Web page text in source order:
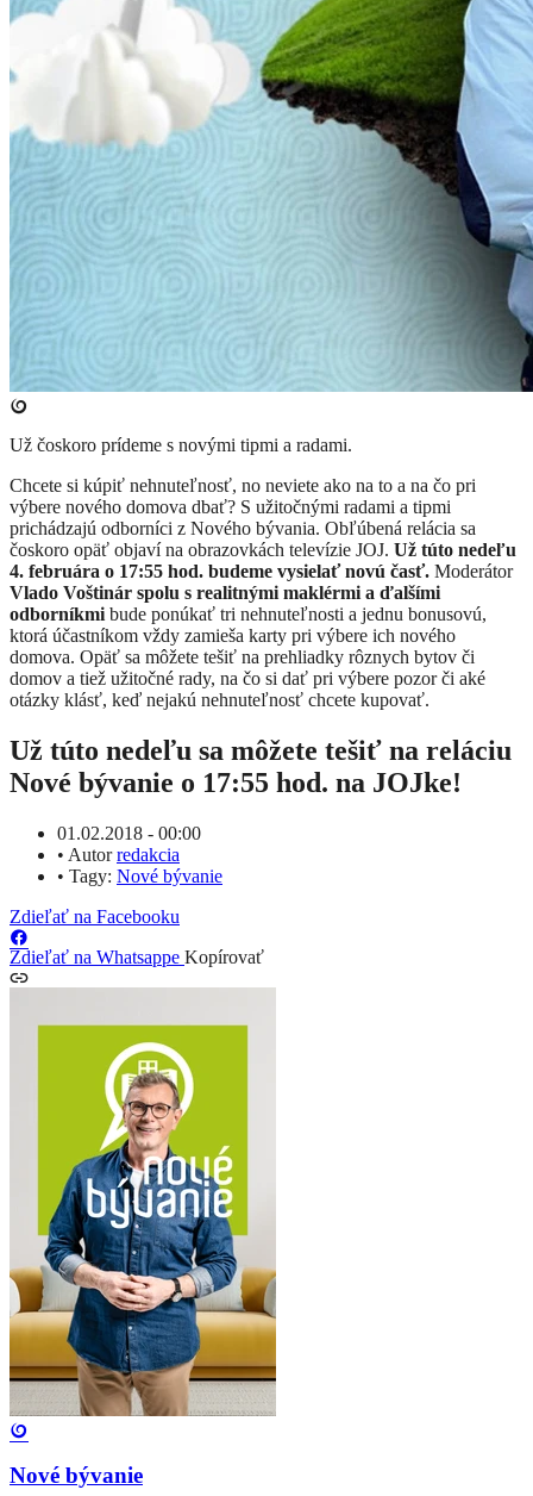
Už čoskoro prídeme s novými tipmi a radami.
Chcete si kúpiť nehnuteľnosť, no neviete ako na to a na čo pri
výbere nového domova dbať? S užitočnými radami a tipmi
prichádzajú odborníci z Nového bývania. Obľúbená relácia sa
čoskoro opäť objaví na obrazovkách televízie JOJ. Už túto nedeľu
4. februára o 17:55 hod. budeme vysielať novú časť. Moderátor
Vlado Voštinár spolu s realitnými maklérmi a ďalšími
odborníkmi bude ponúkať tri nehnuteľnosti a jednu bonusovú,
ktorá účastníkom vždy zamieša karty pri výbere ich nového
domova. Opäť sa môžete tešiť na prehliadky rôznych bytov či
domov a tiež užitočné rady, na čo si dať pri výbere pozor či aké
otázky klásť, keď nejakú nehnuteľnosť chcete kupovať.
Už túto nedeľu sa môžete tešiť na reláciu
Nové bývanie o 17:55 hod. na JOJke!
01.02.2018 - 00:00
• Autorredakcia
• Tagy: Nové bývanie
Zdieľať na Facebooku
Zdieľať na Whatsappe Kopírovať
Nové bývanie